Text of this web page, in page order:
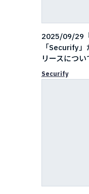
2025/09/29
「Securify
リースにつ
Securify